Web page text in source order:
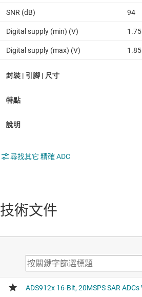
SNR (dB) 94
Digital supply (min) (V) 1.75
Digital supply (max) (V) 1.85
尋找其它 精確 ADC
技術文件